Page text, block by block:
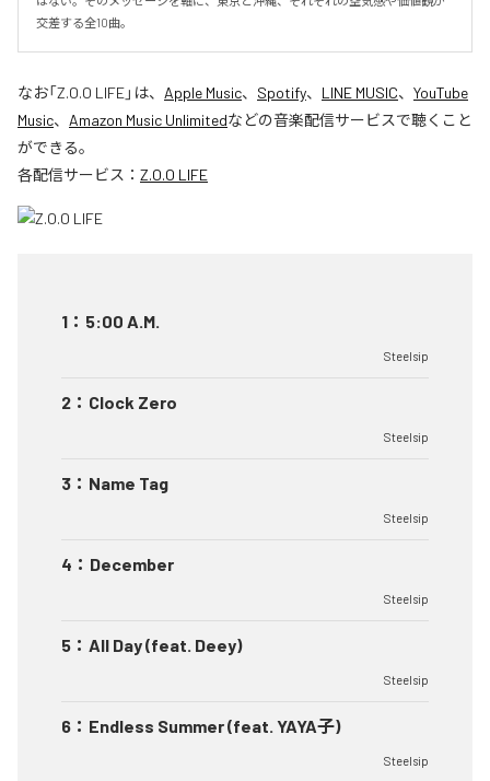
交差する全10曲。
なお「Z.O.O LIFE」は、 Apple Music、 Spotify、 LINE MUSIC、 YouTube
Music、 Amazon Music Unlimitedなどの音楽配信サービスで聴くこと
ができる。
各配信サービス： Z.O.O LIFE
1 ： 5:00 A.M.
Steelsip
2 ： Clock Zero
Steelsip
3 ： Name Tag
Steelsip
4 ： December
Steelsip
5 ： All Day (feat. Deey)
Steelsip
6 ： Endless Summer (feat. YAYA子)
Steelsip